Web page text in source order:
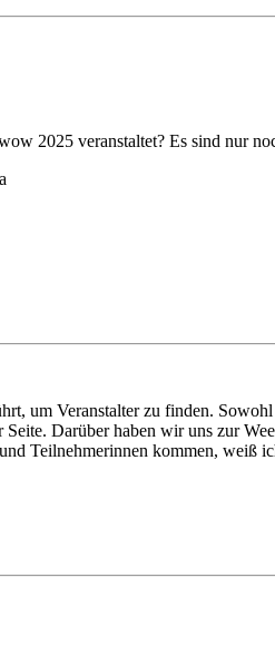
2025 veranstaltet? Es sind nur
um Veranstalter zu finden.
Darüber haben wir uns zur
Teilnehmerinnen kommen, weiß